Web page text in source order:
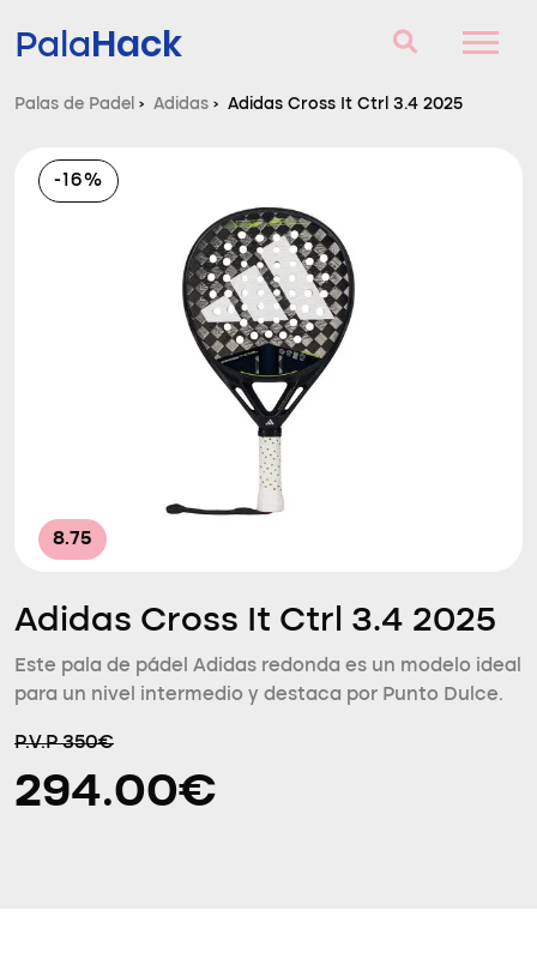
PalaHack
Consultorio
Comparador
Palas de Padel › Adidas › Adidas Cross It Ctrl 3.4 2025
-16%
8.75
Adidas Cross It Ctrl 3.4 2025
Este pala de pádel Adidas redonda es un modelo ideal
para un nivel intermedio y destaca por Punto Dulce.
P.V.P 350€
294.00€